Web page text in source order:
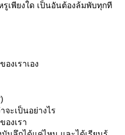
รูเพียงใด เป็นอันต้องล้มพับทุกที
งเราเอง
จะเป็นอย่างไร
งเรา